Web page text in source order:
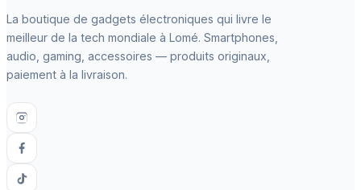
La boutique de gadgets électroniques qui livre le
meilleur de la tech mondiale à Lomé. Smartphones,
audio, gaming, accessoires — produits originaux,
paiement à la livraison.